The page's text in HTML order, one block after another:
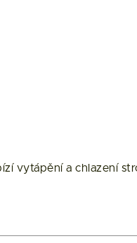
vytápění a chlazení